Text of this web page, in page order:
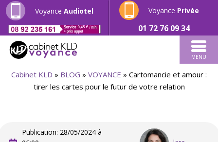
Voyance Audiotel Voyance Privée
01 72 76 09 34
MENU
Cabinet KLD » BLOG » VOYANCE » Cartomancie et amour :
tirer les cartes pour le futur de votre relation
Publication: 28/05/2024 à